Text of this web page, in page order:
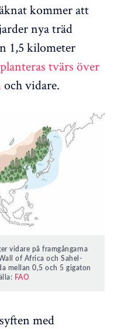
kommer att
nya träd
1,5 kilometer
tvärs över
och vidare.
vidare på framgångarna
of Africa och Sahel-
mellan 0,5 och 5 gigaton
FAO
med